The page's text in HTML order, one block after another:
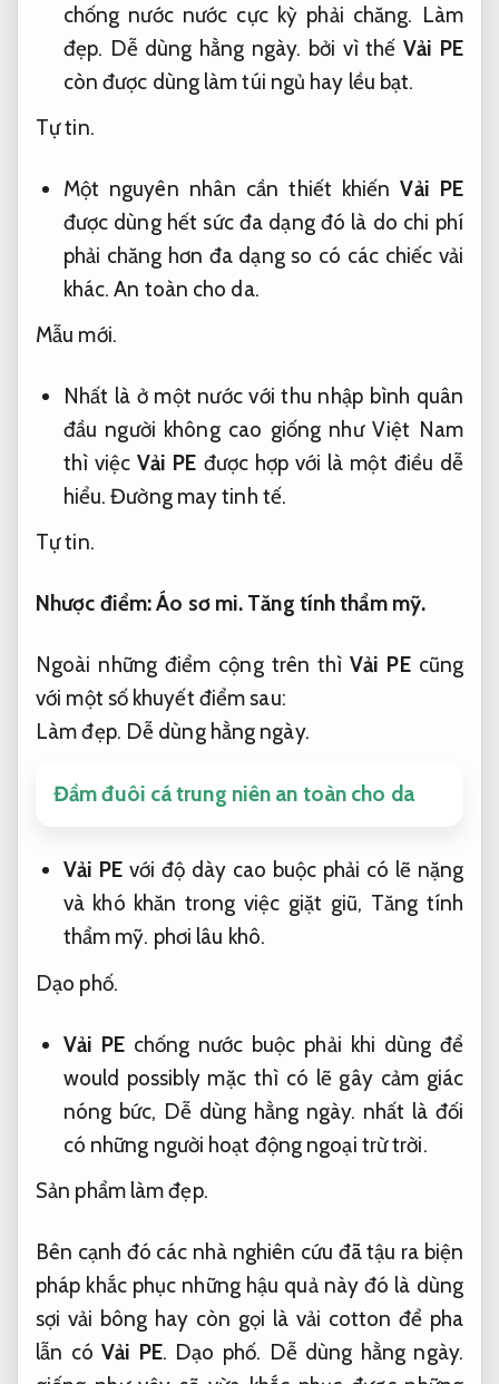
chống nước nước cực kỳ phải chăng. Làm
đẹp. Dễ dùng hằng ngày. bởi vì thếVải PE
còn được dùng làm túi ngủ hay lều bạt.
Tự tin.
Một nguyên nhân cần thiết khiếnVải PE
được dùng hết sức đa dạng đó là do chi phí
phải chăng hơn đa dạng so có các chiếc vải
khác.An toàn cho da.
Mẫu mới.
Nhất là ở một nước với thu nhập bình quân
đầu người không cao giống như Việt Nam
thì việcVải PE được hợp với là một điều dễ
hiểu.Đường may tinh tế.
Tự tin.
Nhược điểm:Áo sơ mi. Tăng tính thẩm mỹ.
Ngoài những điểm cộng trên thìVải PEcũng
với một số khuyết điểm sau:
Làm đẹp. Dễ dùng hằng ngày.
Đầm đuôi cá trung niên an toàn cho da
Vải PEvới độ dày cao buộc phải có lẽ nặng
và khó khăn trong việc giặt giũ, Tăng tính
thẩm mỹ. phơi lâu khô.
Dạo phố.
Vải PEchống nước buộc phải khi dùng để
would possibly mặc thì có lẽ gây cảm giác
nóng bức, Dễ dùng hằng ngày. nhất là đối
có những người hoạt động ngoại trừ trời.
Sản phẩm làm đẹp.
Bên cạnh đó các nhà nghiên cứu đã tậu ra biện
pháp khắc phục những hậu quả này đó là dùng
sợi vải bông hay còn gọi là vải cotton để pha
lẫn cóVải PE. Dạo phố. Dễ dùng hằng ngày.